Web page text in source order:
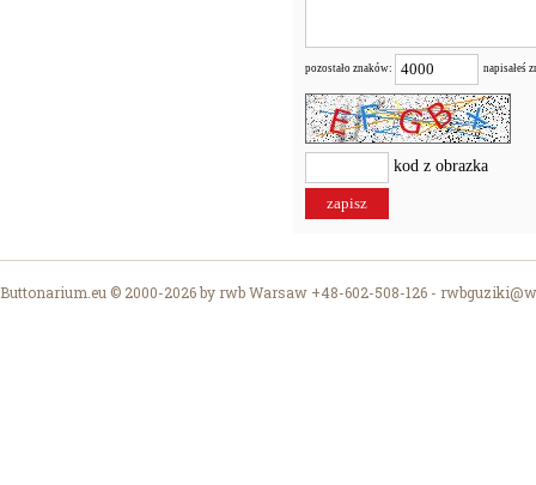
pozostało znaków: napisałeś
kod z obrazka
Buttonarium.eu © 2000-2026 by rwb Warsaw +48-602-508-126 -